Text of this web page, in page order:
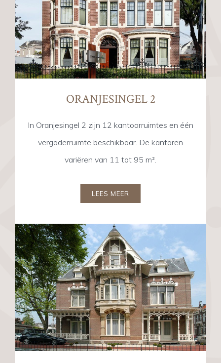
ORANJESINGEL 2
In Oranjesingel 2 zijn 12 kantoorruimtes en één
vergaderruimte beschikbaar. De kantoren
variëren van 11 tot 95 m².
LEES MEER